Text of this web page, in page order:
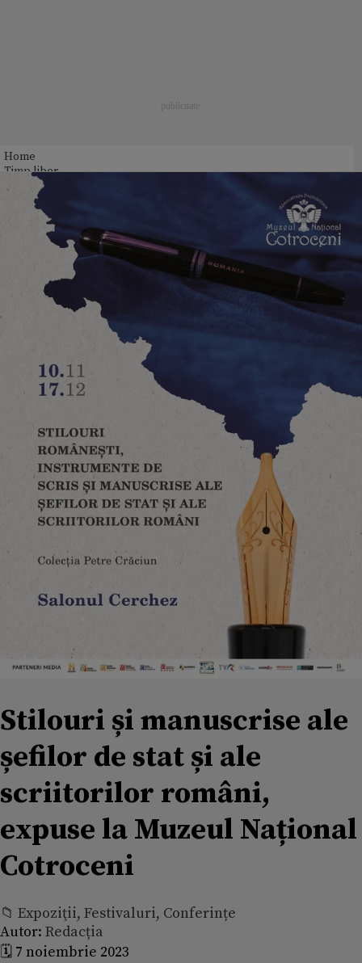
Home
Timp liber
Stilouri și manuscrise ale
șefilor de stat și ale
scriitorilor români,
expuse la Muzeul Național
Cotroceni
📁 Expoziţii, Festivaluri, Conferințe
Autor: Redacția
🗓️ 7 noiembrie 2023